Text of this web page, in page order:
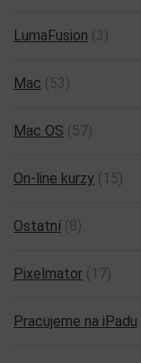
LumaFusion (3)
Mac (53)
Mac OS (57)
On-line kurzy (15)
Ostatní (8)
Pixelmator (17)
Pracujeme na iPadu